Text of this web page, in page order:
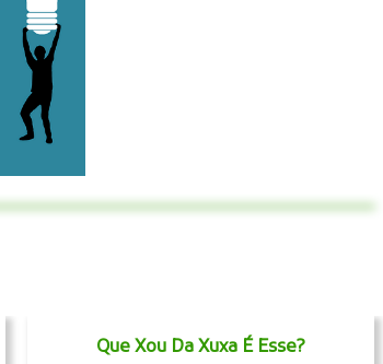
Que Xou Da Xuxa É Esse?